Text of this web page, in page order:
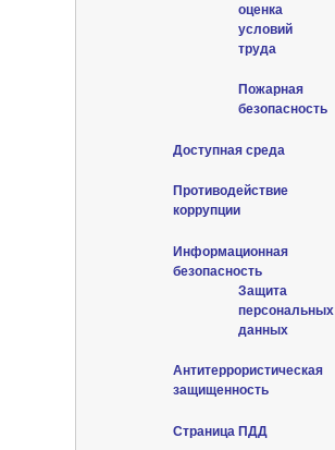
оценка
условий
труда
Пожарная
безопасность
Доступная среда
Противодействие
коррупции
Информационная
безопасность
Защита
персональных
данных
Антитеррористическая
защищенность
Страница ПДД